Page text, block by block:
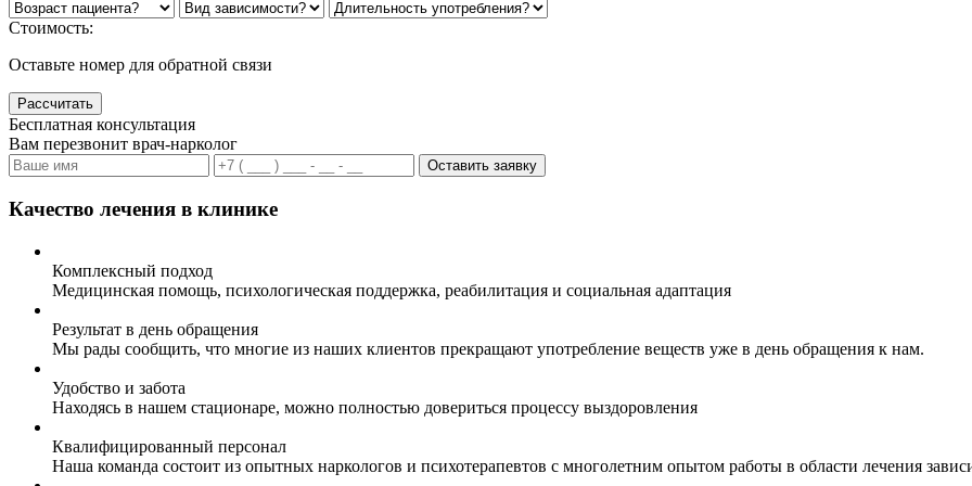
Стоимость:
Оставьте номер для обратной связи
Рассчитать
Бесплатная консультация
Вам перезвонит врач-нарколог
Оставить заявку
Качество лечения в клинике
Комплексный подход
Медицинская помощь, психологическая поддержка, реабилитация и социальная адаптация
Результат в день обращения
Мы рады сообщить, что многие из наших клиентов прекращают употребление веществ уже в день обращения к нам.
Удобство и забота
Находясь в нашем стационаре, можно полностью довериться процессу выздоровления
Квалифицированный персонал
Наша команда состоит из опытных наркологов и психотерапевтов с многолетним опытом работы в области лечения